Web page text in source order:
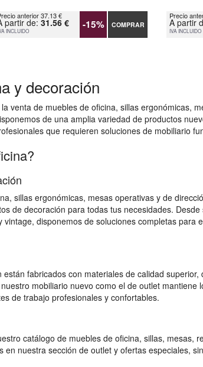
anterior 37.13 €
partir de: 31.56 €
INCLUIDO -15% COMPRAR
Precio
A partir
IVA INCLUIDO
y decoración
venta de muebles de oficina, sillas ergonómicas,
de una amplia variedad de productos
que requieren soluciones de mobiliario
sillas ergonómicas, mesas operativas y de
de decoración para todas tus necesidades.
disponemos de soluciones completas para
fabricados con materiales de calidad
mobiliario nuevo como el de outlet mantiene
de trabajo profesionales y confortables.
catálogo de muebles de oficina, sillas, mesas,
nuestra sección de outlet y ofertas especiales,